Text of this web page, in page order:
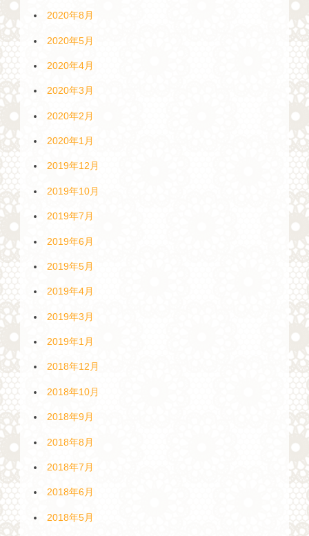
2020年8月
2020年5月
2020年4月
2020年3月
2020年2月
2020年1月
2019年12月
2019年10月
2019年7月
2019年6月
2019年5月
2019年4月
2019年3月
2019年1月
2018年12月
2018年10月
2018年9月
2018年8月
2018年7月
2018年6月
2018年5月